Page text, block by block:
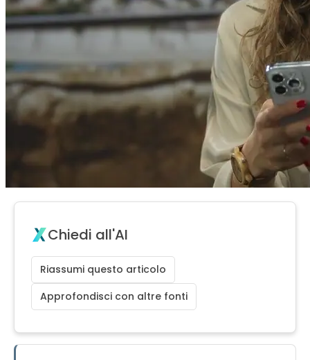
Chiedi all'AI
Riassumi questo articolo
Approfondisci con altre fonti